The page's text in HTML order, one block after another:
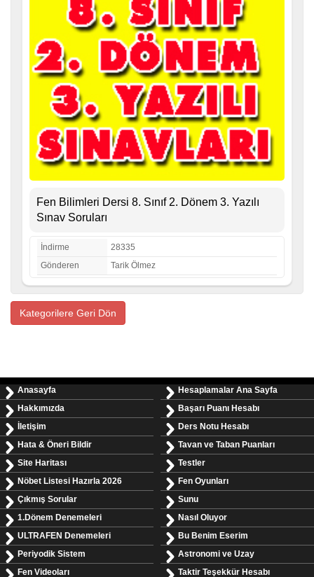
Fen Bilimleri Dersi 8. Sınıf 2. Dönem 3. Yazılı
Sınav Soruları
İndirme
28335
Gönderen
Tarik Ölmez
Kategorilere Geri Dön
Anasayfa
Hakkımızda
İletişim
Hata & Öneri Bildir
Site Haritası
Nöbet Listesi Hazırla 2026
Çıkmış Sorular
1.Dönem Denemeleri
ULTRAFEN Denemeleri
Periyodik Sistem
Fen Videoları
Hesaplamalar Ana Sayfa
Başarı Puanı Hesabı
Ders Notu Hesabı
Tavan ve Taban Puanları
Testler
Fen Oyunları
Sunu
Nasıl Oluyor
Bu Benim Eserim
Astronomi ve Uzay
Taktir Teşekkür Hesabı